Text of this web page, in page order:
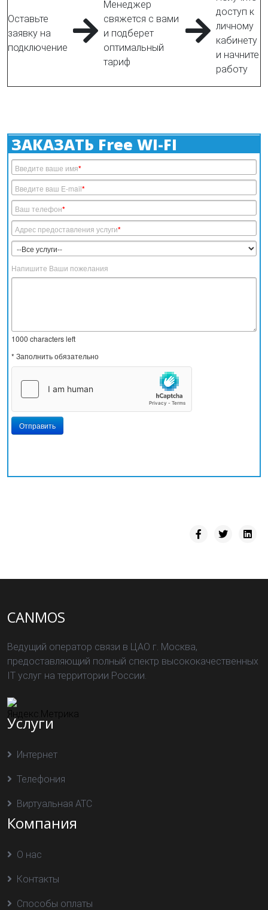
Оставьте
заявку на
подключение
Менеджер
свяжется с вами
и подберет
оптимальный
тариф
доступ к
личному
кабинету
и начните
работу
ЗАКАЗАТЬ Free WI-FI
Введите ваше имя*
Введите ваш E-mail*
Ваш телефон*
Адрес предоставления услуги*
Напишите Ваши пожелания
1000 characters left
* Заполнить обязательно
Отправить
CANMOS
Ведущий оператор связи в ЦАО г. Москва,
предоставляющий полный спектр высококачественных
IT услуг на территории России.
Услуги
Интернет
Телефония
Виртуальная АТС
Компания
О нас
Контакты
Способы оплаты